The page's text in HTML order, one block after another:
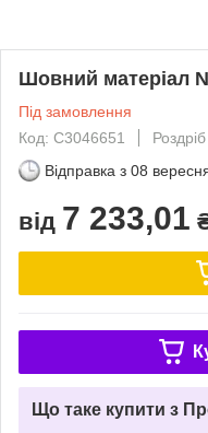
Шовний матеріал
Під замовлення
Код: C3046651
Роздріб
Відправка з 08
від 7 233,01
Що таке купити з